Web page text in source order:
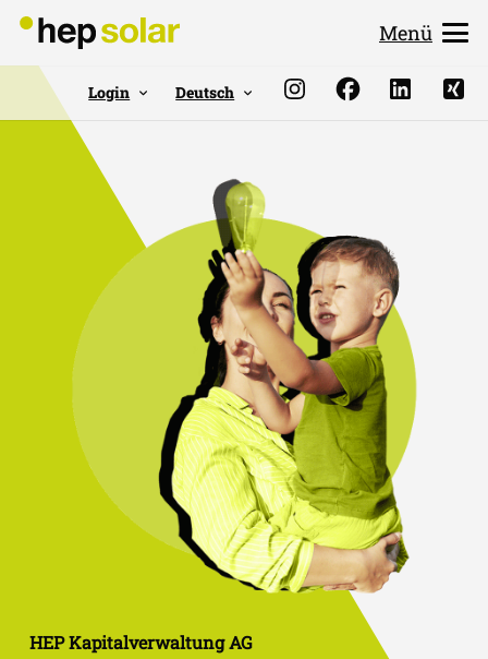
Menü
Login Deutsch
HEP Kapitalverwaltung AG